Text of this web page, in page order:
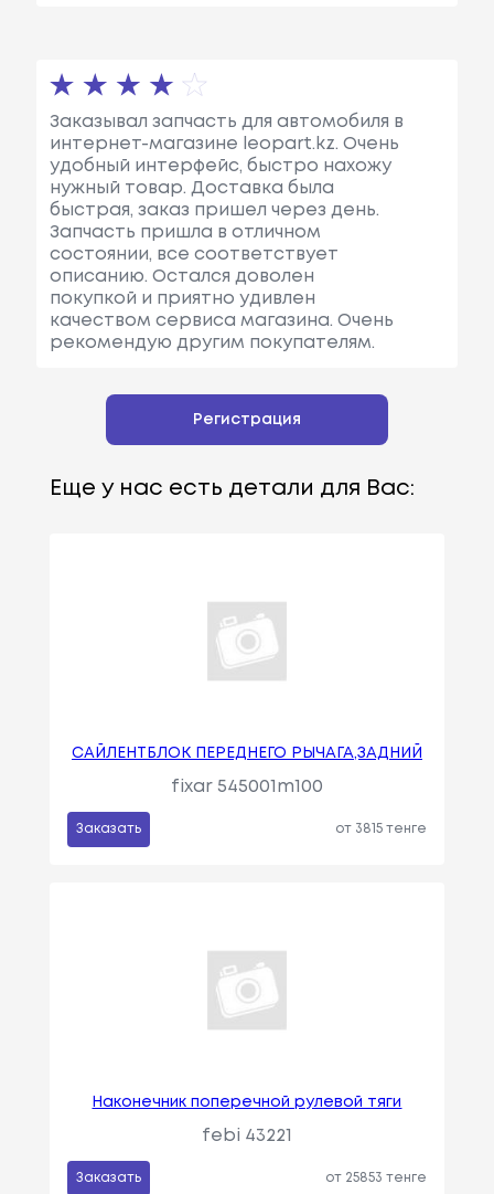
Заказывал запчасть для автомобиля в
интернет-магазине leopart.kz. Очень
удобный интерфейс, быстро нахожу
нужный товар. Доставка была
быстрая, заказ пришел через день.
Запчасть пришла в отличном
состоянии, все соответствует
описанию. Остался доволен
покупкой и приятно удивлен
качеством сервиса магазина. Очень
рекомендую другим покупателям.
Регистрация
Еще у нас есть детали для Вас:
САЙЛЕНТБЛОК ПЕРЕДНЕГО РЫЧАГА,ЗАДНИЙ
fixar 545001m100
Заказать от 3815 тенге
Наконечник поперечной рулевой тяги
febi 43221
Заказать от 25853 тенге